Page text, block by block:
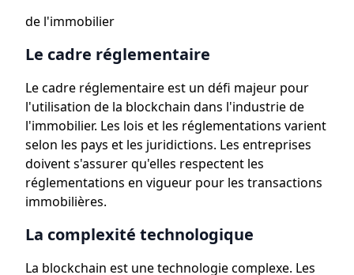
de l'immobilier
Le cadre réglementaire
Le cadre réglementaire est un défi majeur pour
l'utilisation de la blockchain dans l'industrie de
l'immobilier. Les lois et les réglementations varient
selon les pays et les juridictions. Les entreprises
doivent s'assurer qu'elles respectent les
réglementations en vigueur pour les transactions
immobilières.
La complexité technologique
La blockchain est une technologie complexe. Les